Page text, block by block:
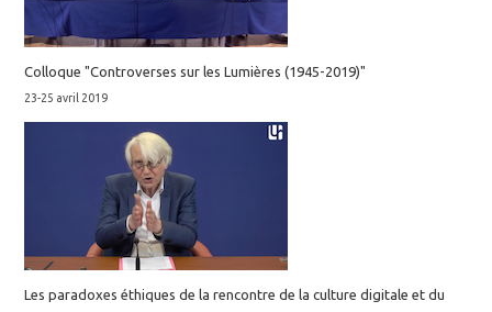
Colloque "Controverses sur les Lumières (1945-2019)"
23-25 avril 2019
Les paradoxes éthiques de la rencontre de la culture digitale et du